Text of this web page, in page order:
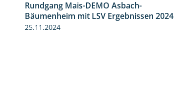
8:38
Rundgang Mais-DEMO Asbach-
Bäumenheim mit LSV Ergebnissen 2024
25.11.2024